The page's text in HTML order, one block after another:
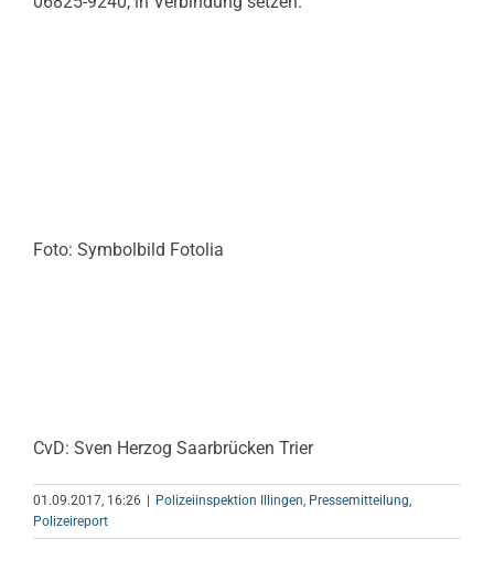
Foto: Symbolbild Fotolia
CvD: Sven Herzog Saarbrücken Trier
01.09.2017, 16:26 Polizeiinspektion Illingen, Pressemitteilung,
Polizeireport